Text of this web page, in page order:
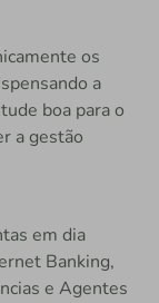
os
a
boa para o
a gestão
em dia
Banking,
e Agentes